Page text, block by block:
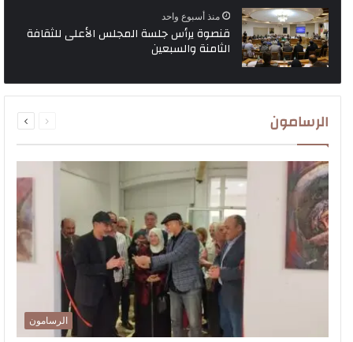
منذ أسبوع واحد
قنصوة يرأس جلسة المجلس الأعلى للثقافة
الثامنة والسبعين
الرسامون
الصفحة
الرسامون